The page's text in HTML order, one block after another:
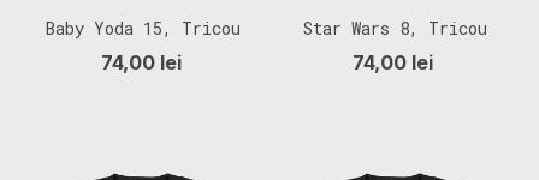
Baby Yoda 15, Tricou
Copii
74,00 lei
Star Wars 8, Tricou
Copii
74,00 lei